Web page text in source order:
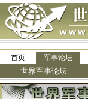
首页 军事论坛
世界军事论坛